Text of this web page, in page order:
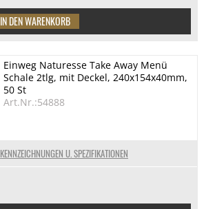
KENNZEICHNUNGEN U. SPEZIFIKATIONEN
Einweg Naturesse Take Away Menü
Schale 2tlg, mit Deckel, 240x154x40mm,
50 St
Art.Nr.:54888